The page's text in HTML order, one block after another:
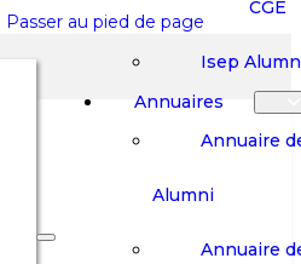
Passer au pied de page
sur le site
CGE
Isep
Annuaires
Annuaire
Alumni
Annuaire